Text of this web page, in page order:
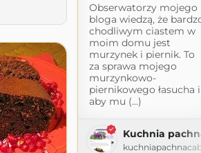
Obserwatorzy mojego
bloga wiedzą, że
chodliwym ciastem w
moim domu jest
murzynek i piernik. To
za sprawa mojego
murzynkowo-
piernikowego łasucha i
aby mu (...)
Kuchnia